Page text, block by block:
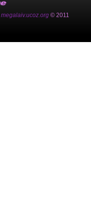
megalaiv.ucoz.org © 2011